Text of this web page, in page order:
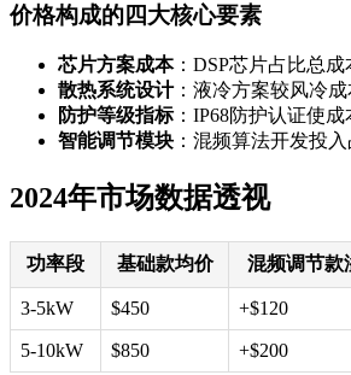
价格构成的四大核心要素
芯片方案成本：DSP芯片占比总成
散热系统设计：液冷方案较风冷成
防护等级指标：IP68防护认证使成
智能调节模块 ：混频算法开发投
2024年市场数据透视
功率段 基础款均价 混频调节款
3-5kW $450 +$120
5-10kW $850 +$200